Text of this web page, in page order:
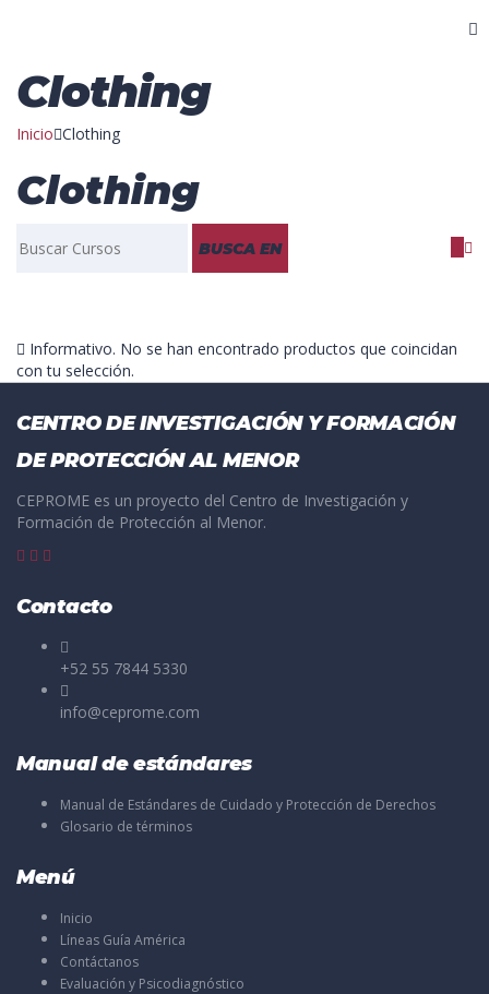
Clothing
Inicio Clothing
Clothing
Informativo. No se han encontrado productos que coincidan
con tu selección.
CENTRO DE INVESTIGACIÓN Y FORMACIÓN
DE PROTECCIÓN AL MENOR
CEPROME es un proyecto del Centro de Investigación y
Formación de Protección al Menor.
Contacto
+52 55 7844 5330
info@ceprome.com
Manual de estándares
Manual de Estándares de Cuidado y Protección de Derechos
Glosario de términos
Menú
Inicio
Líneas Guía América
Contáctanos
Evaluación y Psicodiagnóstico